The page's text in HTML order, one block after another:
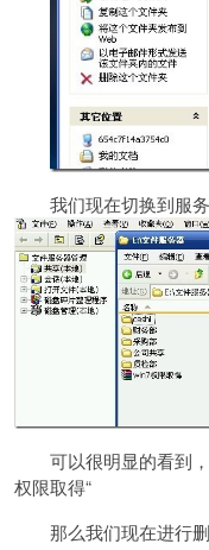
我们现在切换到服
可以很明显的看到
权限取得“
那么我们现在进行